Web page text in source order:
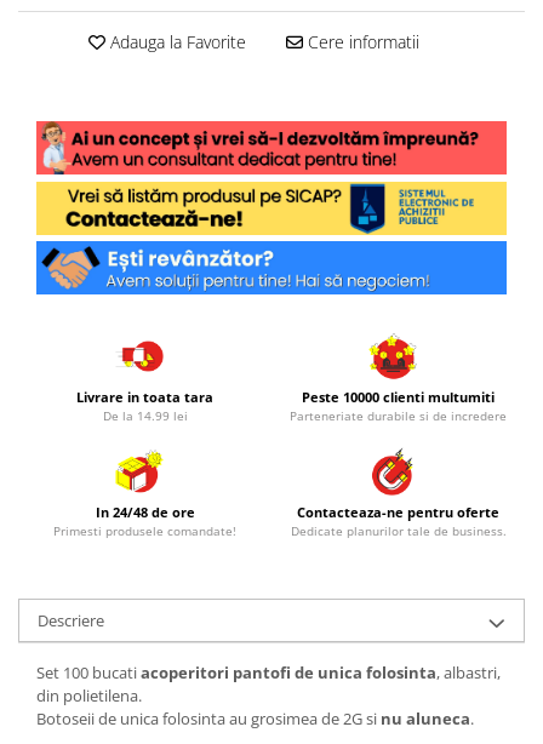
Adauga la Favorite Cere informatii
Livrare in toata tara
De la 14.99 lei
Peste 10000 clienti multumiti
Parteneriate durabile si de incredere
In 24/48 de ore
Primesti produsele comandate!
Contacteaza-ne pentru oferte
Dedicate planurilor tale de business.
Descriere
Set 100 bucatiacoperitori pantofi de unica folosinta, albastri,
din polietilena.
Botoseii de unica folosinta au grosimea de 2G si nu aluneca.